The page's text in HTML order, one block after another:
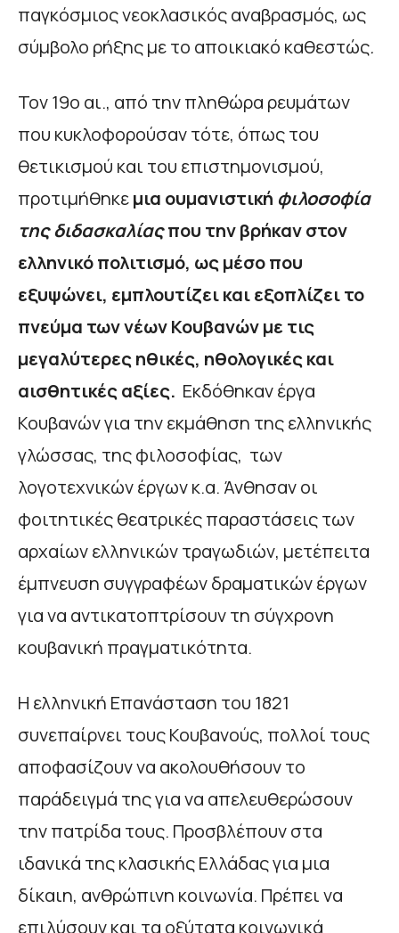
παγκόσμιος νεοκλασικός αναβρασμός, ως
σύμβολο ρήξης με το αποικιακό καθεστώς.
Τον 19ο αι., από την πληθώρα ρευμάτων
που κυκλοφορούσαν τότε, όπως του
θετικισμού και του επιστημονισμού,
προτιμήθηκεμια ουμανιστική φιλοσοφία
της διδασκαλίαςπου την βρήκαν στον
ελληνικό πολιτισμό, ως μέσο που
εξυψώνει, εμπλουτίζει και εξοπλίζει το
πνεύμα των νέων Κουβανών με τις
μεγαλύτερες ηθικές, ηθολογικές και
αισθητικές αξίες. Εκδόθηκαν έργα
Κουβανών για την εκμάθηση της ελληνικής
γλώσσας, της φιλοσοφίας, των
λογοτεχνικών έργων κ.α. Άνθησαν οι
φοιτητικές θεατρικές παραστάσεις των
αρχαίων ελληνικών τραγωδιών, μετέπειτα
έμπνευση συγγραφέων δραματικών έργων
για να αντικατοπτρίσουν τη σύγχρονη
κουβανική πραγματικότητα.
Η ελληνική Επανάσταση του 1821
συνεπαίρνει τους Κουβανούς, πολλοί τους
αποφασίζουν να ακολουθήσουν το
παράδειγμά της για να απελευθερώσουν
την πατρίδα τους. Προσβλέπουν στα
ιδανικά της κλασικής Ελλάδας για μια
δίκαιη, ανθρώπινη κοινωνία. Πρέπει να
επιλύσουν και τα οξύτατα κοινωνικά